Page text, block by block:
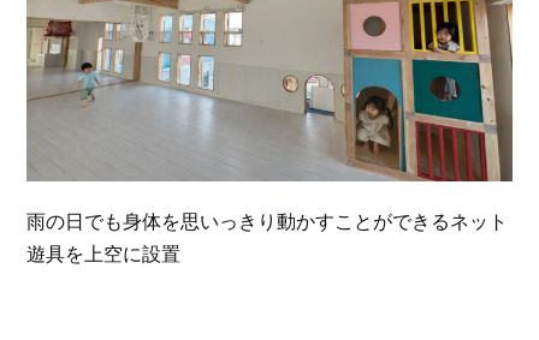
雨の日でも身体を思いっきり動かすことができるネット
遊具を上空に設置